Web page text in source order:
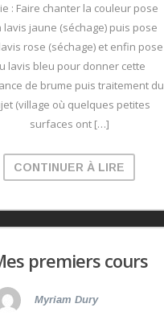
: Faire chanter la couleur pose
lavis jaune (séchage) puis pose
rose (séchage) et enfin pose
lavis bleu pour donner cette
de brume puis traitement du
(village où quelques petites
surfaces ont […]
CONTINUER À LIRE
premiers cours
Myriam Dury